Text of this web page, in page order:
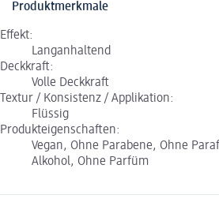
Produktmerkmale
Effekt:
Langanhaltend
Deckkraft:
Volle Deckkraft
Textur / Konsistenz / Applikation:
Flüssig
Produkteigenschaften:
Vegan, Ohne Parabene, Ohne
Alkohol, Ohne Parfüm